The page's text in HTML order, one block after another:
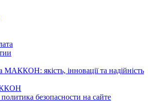
МАККОН: якість, інновації та надійність
безопасности на сайте